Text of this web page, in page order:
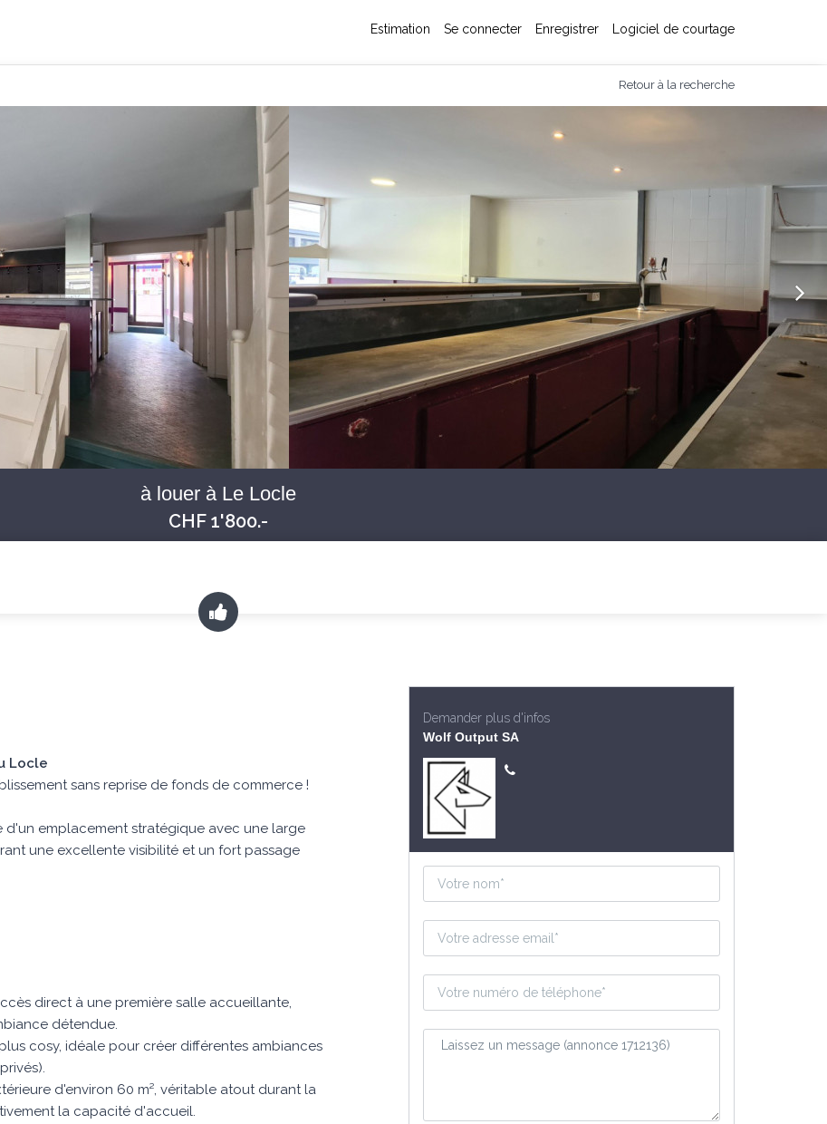
Estimation Se connecter Enregistrer Logiciel de courtage
Retour à la recherche
à louer à Le Locle
CHF 1'800.-
Locle
sans reprise de fonds de commerce !
emplacement stratégique avec une large
une excellente visibilité et un fort passage
direct à une première salle accueillante,
détendue.
cosy, idéale pour créer différentes ambiances
d'environ 60 m², véritable atout durant la
la capacité d'accueil.
Demander plus d'infos
Wolf Output SA